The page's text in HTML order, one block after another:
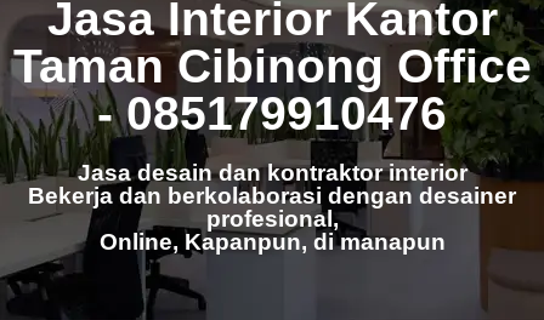
Jasa Interior Kantor
Taman Cibinong Office
- 085179910476
Jasa desain dan kontraktor interior
Bekerja dan berkolaborasi dengan desainer
profesional,
Online, Kapanpun, di manapun